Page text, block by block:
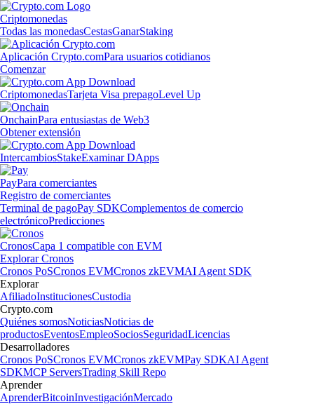
Criptomonedas
Todas las monedasCestasGanarStaking
Aplicación Crypto.comPara usuarios cotidianos
Comenzar
CriptomonedasTarjeta Visa prepagoLevel Up
OnchainPara entusiastas de Web3
Obtener extensión
IntercambiosStakeExaminar DApps
PayPara comerciantes
Registro de comerciantes
Terminal de pagoPay SDKComplementos de comercio
electrónicoPredicciones
CronosCapa 1 compatible con EVM
Explorar Cronos
Cronos PoSCronos EVMCronos zkEVMAI Agent SDK
Explorar
AfiliadoInstitucionesCustodia
Crypto.com
Quiénes somosNoticiasNoticias de
productosEventosEmpleoSociosSeguridadLicencias
Desarrolladores
Cronos PoSCronos EVMCronos zkEVMPay SDKAI Agent
SDKMCP ServersTrading Skill Repo
Aprender
AprenderBitcoinInvestigaciónMercado